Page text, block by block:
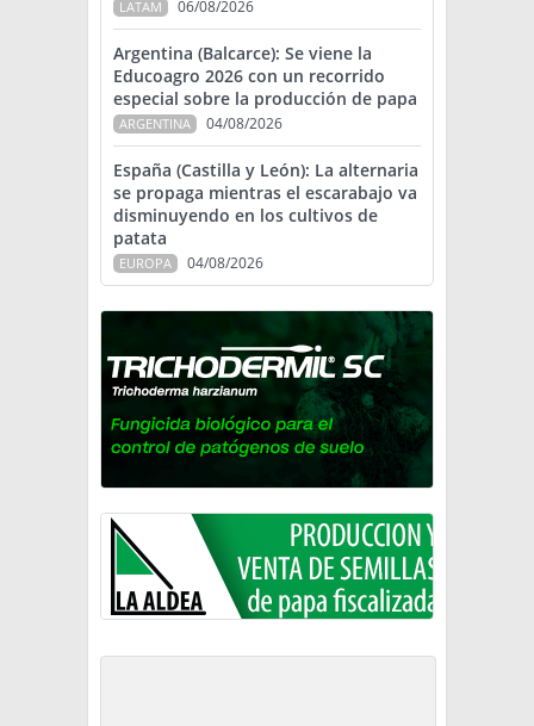
LATAM 06/08/2026
Argentina (Balcarce): Se viene la
Educoagro 2026 con un recorrido
especial sobre la producción de papa
ARGENTINA 04/08/2026
España (Castilla y León): La alternaria
se propaga mientras el escarabajo va
disminuyendo en los cultivos de
patata
EUROPA 04/08/2026